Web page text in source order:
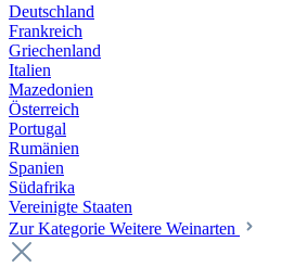
Deutschland
Frankreich
Griechenland
Italien
Mazedonien
Österreich
Portugal
Rumänien
Spanien
Südafrika
Vereinigte Staaten
Zur Kategorie Weitere Weinarten